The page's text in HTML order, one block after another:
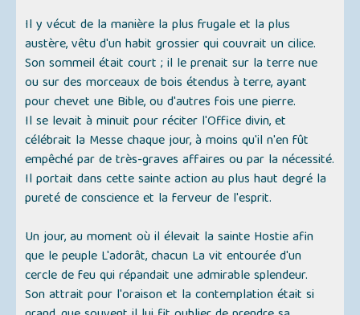
Il y vécut de la manière la plus frugale et la plus
austère, vêtu d'un habit grossier qui couvrait un cilice.
Son sommeil était court ; il le prenait sur la terre nue
ou sur des morceaux de bois étendus à terre, ayant
pour chevet une Bible, ou d'autres fois une pierre.
Il se levait à minuit pour réciter l'Office divin, et
célébrait la Messe chaque jour, à moins qu'il n'en fût
empêché par de très-graves affaires ou par la nécessité.
Il portait dans cette sainte action au plus haut degré la
pureté de conscience et la ferveur de l'esprit.
Un jour, au moment où il élevait la sainte Hostie afin
que le peuple L'adorât, chacun La vit entourée d'un
cercle de feu qui répandait une admirable splendeur.
Son attrait pour l'oraison et la contemplation était si